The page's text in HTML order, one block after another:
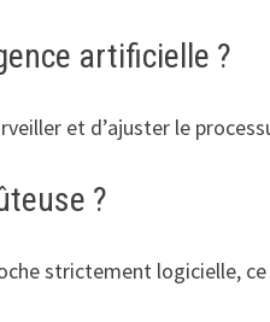
artificielle ?
et d’ajuster le
?
strictement logicielle,